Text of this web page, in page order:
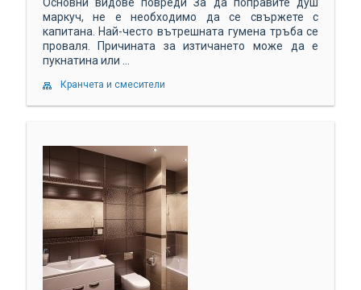
маркуч, не е необходимо да се свържете с
капитана. Най-често вътрешната гумена тръба се
проваля. Причината за изтичането може да е
пукнатина или ...
Кранчета и смесители